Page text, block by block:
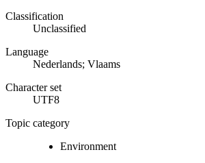
Classification
Unclassified
Language
Nederlands; Vlaams
Character set
UTF8
Topic category
Environment